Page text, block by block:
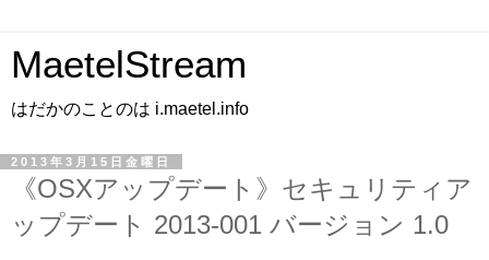
MaetelStream
はだかのことのは i.maetel.info
2013年3月15日金曜日
《OSXアップデート》セキュリティア
ップデート 2013-001 バージョン 1.0